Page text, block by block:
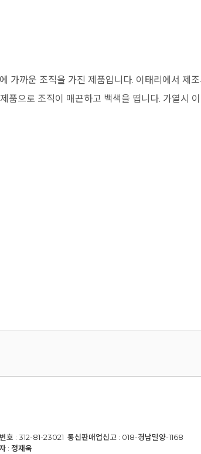
가까운 조직을 가진 제품입니다. 이태리에서
품으로 조직이 매끈하고 백색을 띱니다. 가열시
: 312-81-23021 통신판매업신고 : 018-경남밀양-1168
: 정재욱